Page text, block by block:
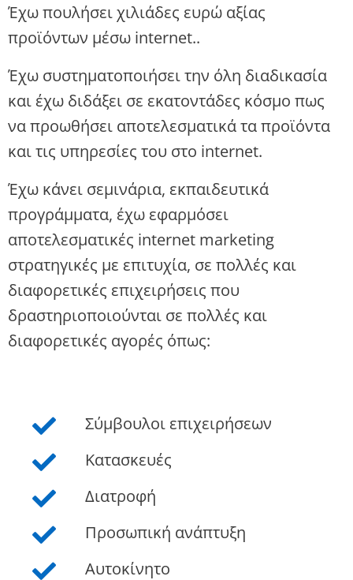
Έχω πουλήσει χιλιάδες ευρώ αξίας
προϊόντων μέσω internet..
Έχω συστηματοποιήσει την όλη διαδικασία
και έχω διδάξει σε εκατοντάδες κόσμο πως
να προωθήσει αποτελεσματικά τα προϊόντα
και τις υπηρεσίες του στο internet.
Έχω κάνει σεμινάρια, εκπαιδευτικά
προγράμματα, έχω εφαρμόσει
αποτελεσματικές internet marketing
στρατηγικές με επιτυχία, σε πολλές και
διαφορετικές επιχειρήσεις που
δραστηριοποιούνται σε πολλές και
διαφορετικές αγορές όπως:
Σύμβουλοι επιχειρήσεων
Κατασκευές
Διατροφή
Προσωπική ανάπτυξη
Αυτοκίνητο